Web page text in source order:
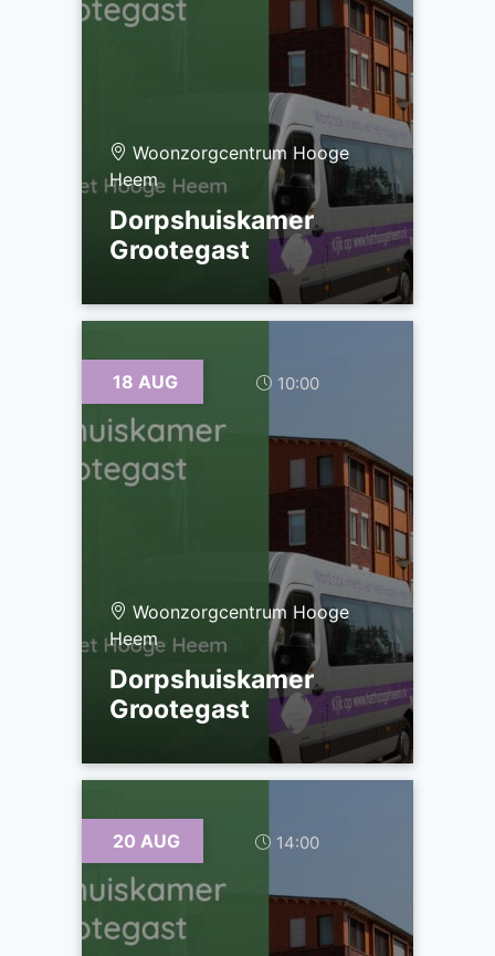
Woonzorgcentrum Hooge
Heem
Dorpshuiskamer
Grootegast
18 AUG 10:00
Woonzorgcentrum Hooge
Heem
Dorpshuiskamer
Grootegast
20 AUG 14:00